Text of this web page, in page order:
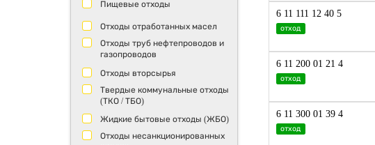
Пищевые отходы
Отходы отработанных масел
Отходы труб нефтепроводов и
газопроводов
Отходы вторсырья
Твердые коммунальные отходы
(ТКО / ТБО)
Жидкие бытовые отходы (ЖБО)
Отходы несанкционированных
6 11 111 12 40 5
отход
6 11 200 01 21 4
отход
6 11 300 01 39 4
отход